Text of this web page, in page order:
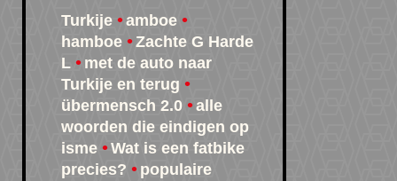
Turkije
amboe
hamboe
Zachte G Harde
L
met de auto naar
Turkije en terug
übermensch 2.0
alle
woorden die eindigen op
isme
Wat is een fatbike
precies?
populaire